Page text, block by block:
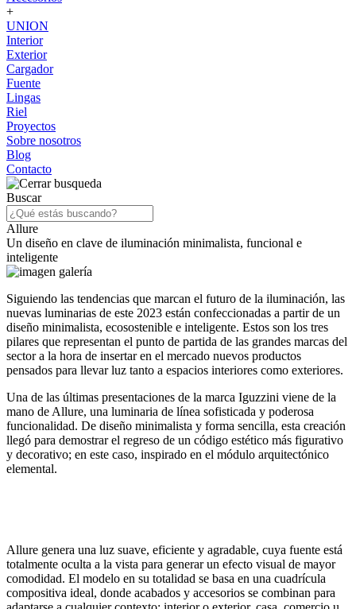
+
UNION
Interior
Exterior
Cargador
Fuente
Lingas
Riel
Proyectos
Sobre nosotros
Blog
Contacto
Buscar
Allure
Un diseño en clave de iluminación minimalista, funcional e
inteligente
Siguiendo las tendencias que marcan el futuro de la iluminación, las
nuevas luminarias de este 2023 están confeccionadas a partir de un
diseño minimalista, ecosostenible e inteligente. Estos son los tres
pilares que representan el punto de partida de las grandes marcas del
sector a la hora de insertar en el mercado nuevos productos
pensados para llevar luz tanto a espacios interiores como exteriores.
Una de las últimas presentaciones de la marca Iguzzini viene de la
mano de Allure, una luminaria de línea sofisticada y poderosa
funcionalidad. De diseño minimalista y forma sencilla, esta creación
llegó para demostrar el regreso de un código estético más figurativo
y decorativo; en este caso, inspirado en el módulo arquitectónico
elemental.
Allure genera una luz suave, eficiente y agradable, cuya fuente está
totalmente oculta a la vista para generar un efecto visual de mayor
comodidad. El modelo en su totalidad se basa en una cuadrícula
compositiva ideal, donde acabados y accesorios se combinan para